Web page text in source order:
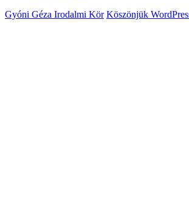
Gyóni Géza Irodalmi Kör Köszönjük